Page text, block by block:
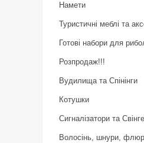
Намети
Туристичні меблі та
Готові набори для
Розпродаж!!!
Вудилища та Спінінги
Котушки
Сигналізатори та
Волосінь, шнури,